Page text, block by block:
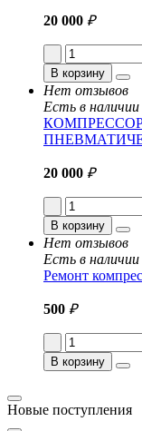
20 000 ₽
В корзину
Нет отзывов
Есть в наличии
КОМПРЕССОР
20 000 ₽
В корзину
Нет отзывов
Есть в наличии
Ремонт
500 ₽
В корзину
Новые поступления